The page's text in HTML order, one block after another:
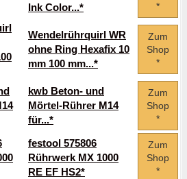
Ink Color...*
*
Wendelrührquirl WR
ohne Ring Hexafix 10
mm 100 mm...*
Zum
Shop
*
kwb Beton- und
Mörtel-Rührer M14
für...*
Zum
Shop
*
festool 575806
Rührwerk MX 1000
RE EF HS2*
Zum
Shop
*